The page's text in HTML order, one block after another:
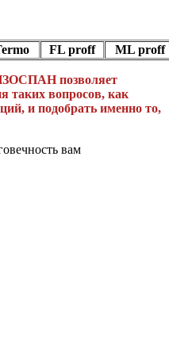
FL proff ML proff
позволяет
таких вопросов, как
и подобрать именно то,
вам